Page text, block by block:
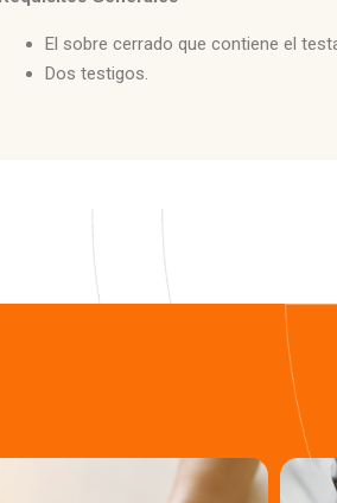
El sobre cerrado que contiene el
Dos testigos.